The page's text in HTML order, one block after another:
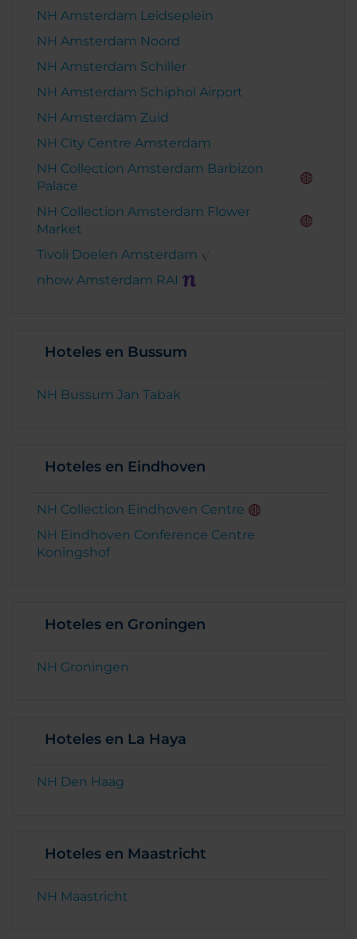
NH Amsterdam Leidseplein
NH Amsterdam Noord
NH Amsterdam Schiller
NH Amsterdam Schiphol Airport
NH Amsterdam Zuid
NH City Centre Amsterdam
NH Collection Amsterdam Barbizon
Palace
NH Collection Amsterdam Flower
Market
Tivoli Doelen Amsterdam
nhow Amsterdam RAI
Hoteles en Bussum
NH Bussum Jan Tabak
Hoteles en Eindhoven
NH Collection Eindhoven Centre
NH Eindhoven Conference Centre
Koningshof
Hoteles en Groningen
NH Groningen
Hoteles en La Haya
NH Den Haag
Hoteles en Maastricht
NH Maastricht